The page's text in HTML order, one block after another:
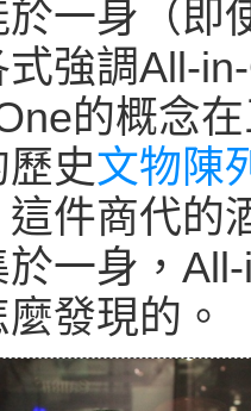
一身（即
強調All-
的概念
史文物陳
這件商代的
一身，
發現的。